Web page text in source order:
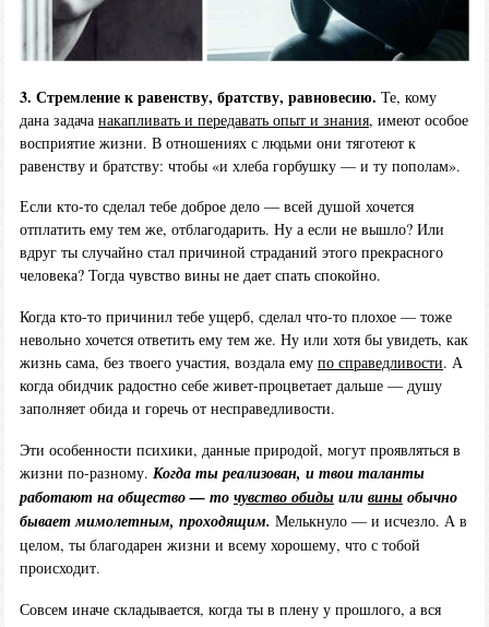
3. Стремление к равенству, братству, равновесию. Те, кому
дана задача накапливать и передавать опыт и знания, имеют особое
восприятие жизни. В отношениях с людьми они тяготеют к
равенству и братству: чтобы «и хлеба горбушку — и ту пополам».
Если кто-то сделал тебе доброе дело — всей душой хочется
отплатить ему тем же, отблагодарить. Ну а если не вышло? Или
вдруг ты случайно стал причиной страданий этого прекрасного
человека? Тогда чувство вины не дает спать спокойно.
Когда кто-то причинил тебе ущерб, сделал что-то плохое — тоже
невольно хочется ответить ему тем же. Ну или хотя бы увидеть, как
жизнь сама, без твоего участия, воздала ему по справедливости. А
когда обидчик радостно себе живет-процветает дальше — душу
заполняет обида и горечь от несправедливости.
Эти особенности психики, данные природой, могут проявляться в
жизни по-разному. Когда ты реализован, и твои таланты
работают на общество — то чувство обидыили виныобычно
бывает мимолетным, проходящим. Мелькнуло — и исчезло. А в
целом, ты благодарен жизни и всему хорошему, что с тобой
происходит.
Совсем иначе складывается, когда ты в плену у прошлого, а вся